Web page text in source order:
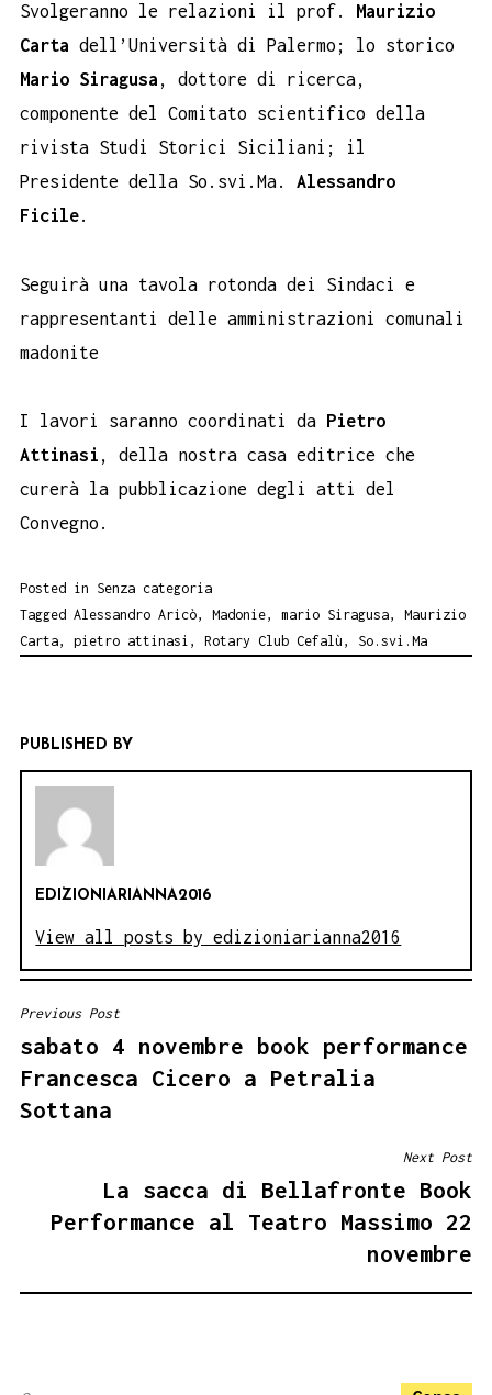
Svolgeranno le relazioni il prof.
Maurizio
Carta dell’Università di Palermo; lo storico
Mario Siragusa , dottore di ricerca,
componente del Comitato scientifico della
rivista Studi Storici Siciliani; il
Presidente della So.svi.Ma. Alessandro
Ficile.
Seguirà una tavola rotonda dei Sindaci e
rappresentanti delle amministrazioni comunali
madonite
I lavori saranno coordinati da Pietro
Attinasi , della nostra casa editrice che
curerà la pubblicazione degli atti del
Convegno.
Posted in Senza categoria
Tagged Alessandro Aricò, Madonie, mario Siragusa, Maurizio
Carta, pietro attinasi , Rotary Club Cefalù , So.svi.Ma
PUBLISHED BY
EDIZIONIARIANNA2016
View all posts by edizioniarianna2016
NAVIGAZIONE
ARTICOLI
Previous Post
sabato 4 novembre book performance
Francesca Cicero a Petralia
Sottana
Next Post
La sacca di Bellafronte Book
Performance al Teatro Massimo 22
novembre